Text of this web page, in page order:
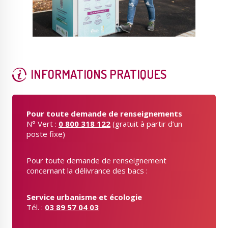
INFORMATIONS PRATIQUES
Pour toute demande de renseignements
N° Vert : 0 800 318 122 (gratuit à partir d’un
poste fixe)
Pour toute demande de renseignement
concernant la délivrance des bacs :
Service urbanisme et écologie
Tél. : 03 89 57 04 03